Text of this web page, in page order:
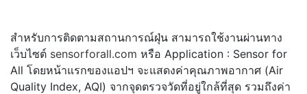
สำหรับการติดตามสถานการณ์ฝุ่น สามารถใช้งานผ่านทาง
เว็บไซต์ sensorforall.com หรือ Application : Sensor for
All โดยหน้าแรกของแอปฯ จะแสดงค่าคุณภาพอากาศ (Air
Quality Index, AQI) จากจุดตรวจวัดที่อยู่ใกล้ที่สุด รวมถึงค่า